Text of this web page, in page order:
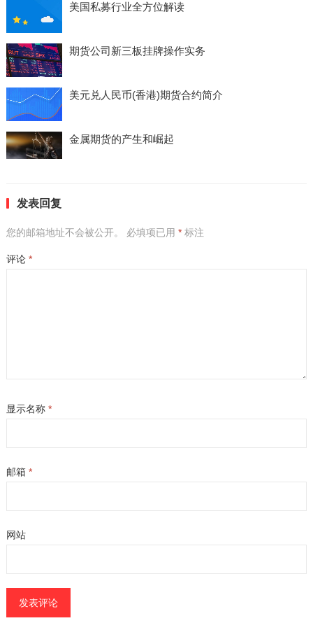
美国私募行业全方位解读
期货公司新三板挂牌操作实务
美元兑人民币(香港)期货合约简介
金属期货的产生和崛起
发表回复
您的邮箱地址不会被公开。 必填项已用 *标注
评论 *
显示名称 *
邮箱 *
网站